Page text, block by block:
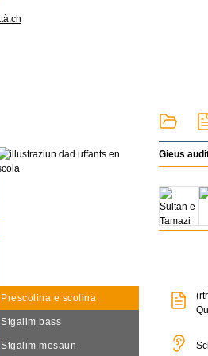
Prescolina e scolina
Stgalim bass
Stgalim mesaun
Gieus